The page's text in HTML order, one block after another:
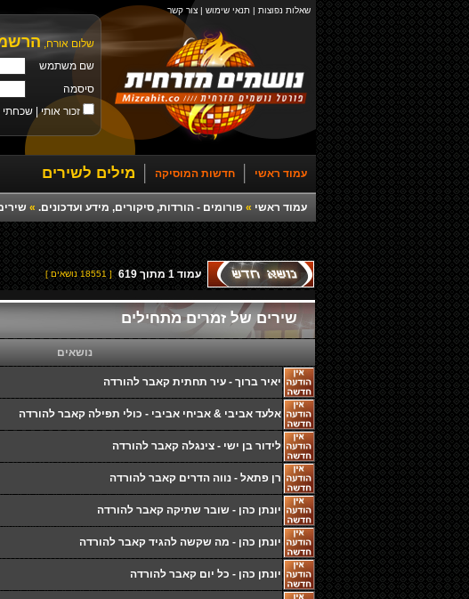
שאלות נפוצות | תנאי שימוש | צור קשר
שלום אורח,
שם משתמש
סיסמה
זכור אותי |
עמוד ראשי חדשות המוסיקה מילים לשירים
עמוד ראשי » פורומים - הורדות, סיקורים, מידע ועדכונים. »
עמוד 1 מתוך 619 [ 18551 נושאים ]
שירים של זמרים מתחילים
נושאים
יאיר ברוך - עיר תחתית קאבר להורדה
אלעד אביבי & אביחי אביבי - כולי תפילה קאבר להורדה
לידור בן ישי - צינגלה קאבר להורדה
רן פתאל - נווה הדרים קאבר להורדה
יונתן כהן - שובר שתיקה קאבר להורדה
יונתן כהן - מה שקשה להגיד קאבר להורדה
יונתן כהן - כל יום קאבר להורדה